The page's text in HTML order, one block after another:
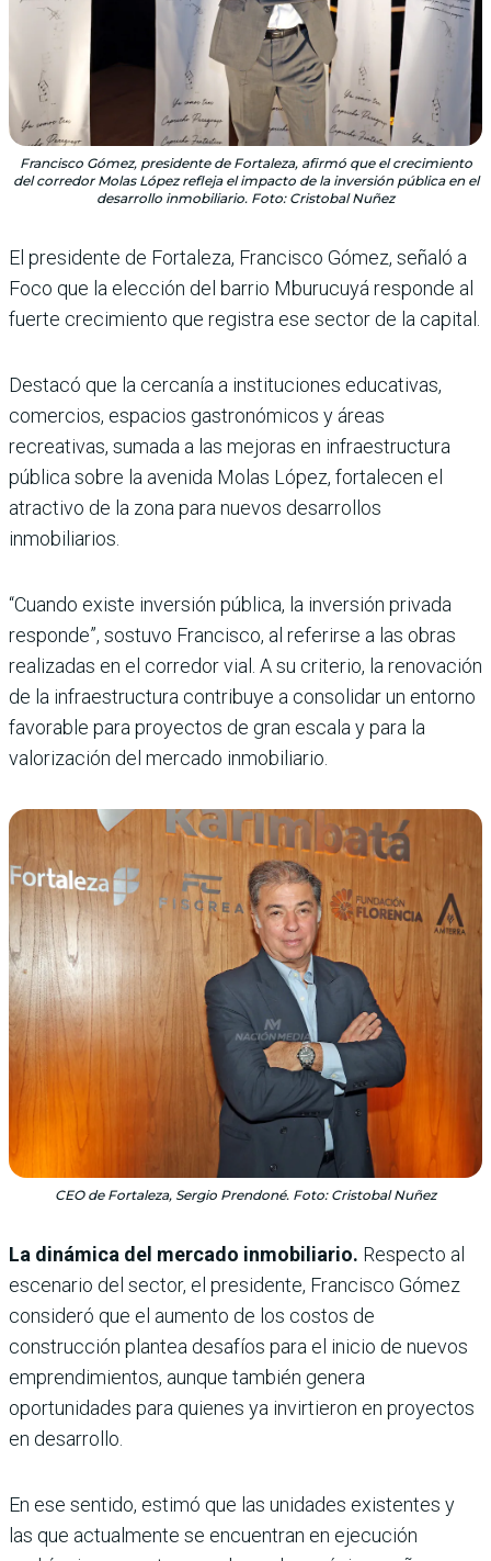
Francisco Gómez, presidente de Fortaleza, afirmó que el crecimiento
del corredor Molas López refleja el impacto de la inversión pública en el
desarrollo inmobiliario. Foto: Cristobal Nuñez
El presidente de Fortaleza, Francisco Gómez, señaló a
Foco que la elección del barrio Mburucuyá responde al
fuerte crecimiento que registra ese sector de la capital.
Destacó que la cercanía a instituciones educativas,
comercios, espacios gastronómicos y áreas
recreativas, sumada a las mejoras en infraestructura
pública sobre la avenida Molas López, fortalecen el
atractivo de la zona para nuevos desarrollos
inmobiliarios.
“Cuando existe inversión pública, la inversión privada
responde”, sostuvo Francisco, al referirse a las obras
realizadas en el corredor vial. A su criterio, la renovación
de la infraestructura contribuye a consolidar un entorno
favorable para proyectos de gran escala y para la
valorización del mercado inmobiliario.
CEO de Fortaleza, Sergio Prendoné. Foto: Cristobal Nuñez
La dinámica del mercado inmobiliario. Respecto al
escenario del sector, el presidente, Francisco Gómez
consideró que el aumento de los costos de
construcción plantea desafíos para el inicio de nuevos
emprendimientos, aunque también genera
oportunidades para quienes ya invirtieron en proyectos
en desarrollo.
En ese sentido, estimó que las unidades existentes y
las que actualmente se encuentran en ejecución